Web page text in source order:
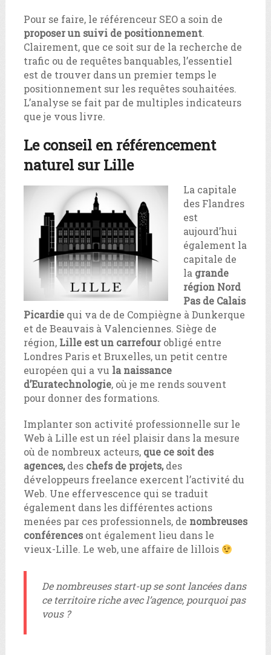
Pour se faire, le référenceur SEO a soin de
proposer un suivi de positionnement.
Clairement, que ce soit sur de la recherche de
trafic ou de requêtes banquables, l’essentiel
est de trouver dans un premier temps le
positionnement sur les requêtes souhaitées.
L’analyse se fait par de multiples indicateurs
que je vous livre.
Le conseil en référencement
naturel sur Lille
La capitale
des Flandres
est
aujourd’hui
également la
capitale de
la grande
région Nord
Pas de Calais
Picardiequi va de de Compiègne à Dunkerque
et de Beauvais à Valenciennes. Siège de
région, Lille est un carrefourobligé entre
Londres Paris et Bruxelles, un petit centre
européen qui a vu la naissance
d’Euratechnologie, où je me rends souvent
pour donner des formations.
Implanter son activité professionnelle sur le
Web à Lille est un réel plaisir dans la mesure
où de nombreux acteurs, que ce soit des
agences,des chefs de projets,des
développeurs freelance exercent l’activité du
Web. Une effervescence qui se traduit
également dans les différentes actions
menées par ces professionnels, de nombreuses
conférencesont également lieu dans le
vieux-Lille. Le web, une affaire de lillois
De nombreuses start-up se sont lancées dans
ce territoire riche avec l’agence, pourquoi pas
vous ?